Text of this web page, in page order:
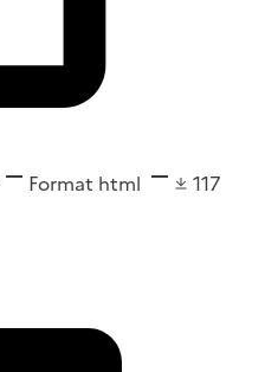
Format html
117